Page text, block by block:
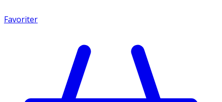
Favoriter